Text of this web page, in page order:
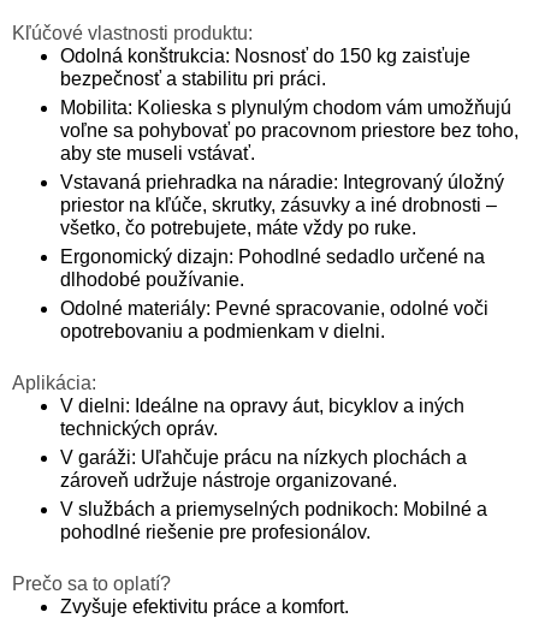
Kľúčové vlastnosti produktu:
Odolná konštrukcia: Nosnosť do 150 kg zaisťuje
bezpečnosť a stabilitu pri práci.
Mobilita: Kolieska s plynulým chodom vám umožňujú
voľne sa pohybovať po pracovnom priestore bez toho,
aby ste museli vstávať.
Vstavaná priehradka na náradie: Integrovaný úložný
priestor na kľúče, skrutky, zásuvky a iné drobnosti –
všetko, čo potrebujete, máte vždy po ruke.
Ergonomický dizajn: Pohodlné sedadlo určené na
dlhodobé používanie.
Odolné materiály: Pevné spracovanie, odolné voči
opotrebovaniu a podmienkam v dielni.
Aplikácia:
V dielni: Ideálne na opravy áut, bicyklov a iných
technických opráv.
V garáži: Uľahčuje prácu na nízkych plochách a
zároveň udržuje nástroje organizované.
V službách a priemyselných podnikoch: Mobilné a
pohodlné riešenie pre profesionálov.
Prečo sa to oplatí?
Zvyšuje efektivitu práce a komfort.